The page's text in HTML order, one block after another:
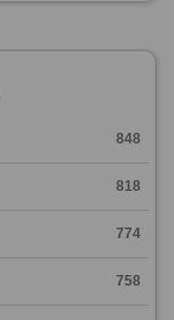
848
818
774
758